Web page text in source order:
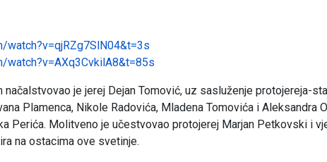
watch?v=qjRZg7SlN04&t=3s
watch?v=AXq3CvkilA8&t=85s
je jerej Dejan Tomović, uz sasluženje protojereja-
Plamenca, Nikole Radovića, Mladena Tomovića i Aleksandra
Perića. Molitveno je učestvovao protojerej Marjan Petkovski i
na ostacima ove svetinje.